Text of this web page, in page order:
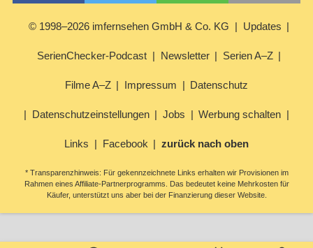
© 1998–2026 imfernsehen GmbH & Co. KG Updates
SerienChecker-Podcast Newsletter Serien A–Z
Filme A–Z Impressum Datenschutz
Datenschutzeinstellungen Jobs Werbung schalten
Links Facebook zurück nach oben
* Transparenzhinweis: Für gekennzeichnete Links erhalten wir Provisionen im
Rahmen eines Affiliate-Partnerprogramms. Das bedeutet keine Mehrkosten für
Käufer, unterstützt uns aber bei der Finanzierung dieser Website.